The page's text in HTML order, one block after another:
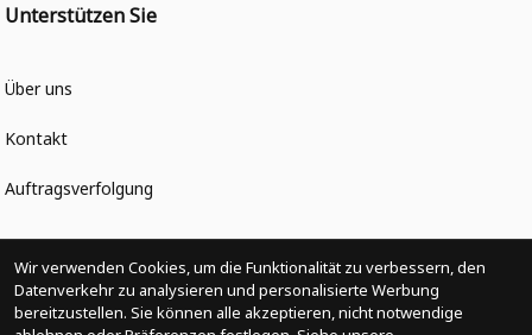
Unterstützen Sie
Über uns
Kontakt
Auftragsverfolgung
Politiken
Änderungen der Bestellung
Wir verwenden Cookies, um die Funktionalität zu verbessern, den
Datenverkehr zu analysieren und personalisierte Werbung
bereitzustellen. Sie können alle akzeptieren, nicht notwendige